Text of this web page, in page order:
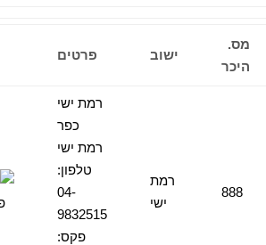
מס.
היכר
ישוב פרטים
888
רמת
ישי
רמת ישי
כפר
רמת ישי
טלפון:
04-
9832515
פקס: